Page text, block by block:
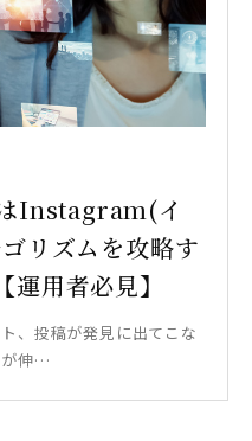
Instagram(イ
リズムを攻略す
運用者必見】
、投稿が発見に出てこな
が伸…